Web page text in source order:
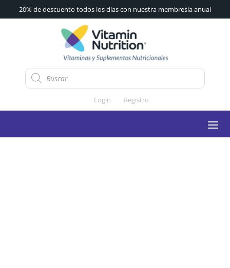
20% de descuento todos los días con nuestra membresía anual
Búsqueda
de
productos
Login
Registro